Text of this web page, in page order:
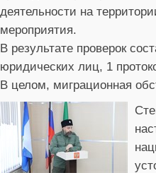
деятельности на
мероприятия.
В результате проверок
юридических лиц, 1
В целом, миграционная